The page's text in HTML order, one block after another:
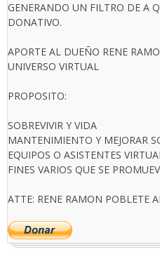
GENERANDO UN FILTRO DE A
DONATIVO.
APORTE AL DUEÑO RENE
UNIVERSO VIRTUAL
PROPOSITO:
SOBREVIVIR Y VIDA
MANTENIMIENTO Y MEJORAR
EQUIPOS O ASISTENTES
FINES VARIOS QUE SE
ATTE: RENE RAMON POBLETE